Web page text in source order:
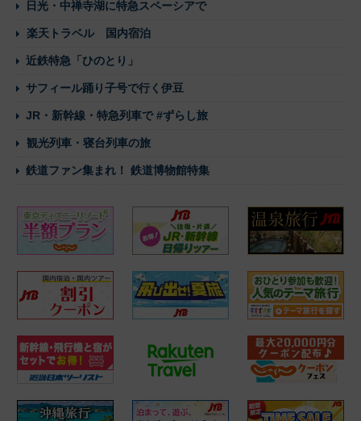
日光・中禅寺湖に特急スペーシアで
楽天トラベル 国内宿泊
近鉄特急「ひのとり」
サフィール踊り子号で行く伊豆
JR・新幹線・特急列車で #ずらし旅
観光列車・寝台列車の旅
鉄道ファン集まれ！ 鉄道博物館特集